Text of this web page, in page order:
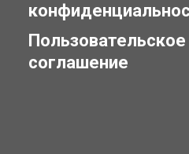
Пользовательское
соглашение